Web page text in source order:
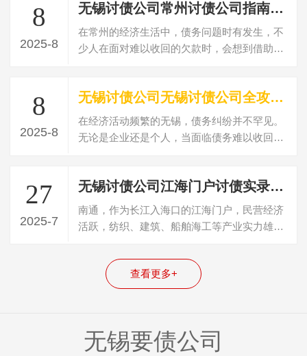
8
2025-8
无锡讨债公司常州讨债公司指南：选对公司、知晓案例与收费，破解债务困局
在常州的经济生活中，债务问题时有发生，不
少人在面对难以收回的欠款时，会想到借助讨
8
2025-8
无锡讨债公司无锡讨债公司全攻略：公司选择、新闻洞察与收费解析
在经济活动频繁的无锡，债务纠纷并不罕见。
无论是企业还是个人，当面临债务难以收回的
27
2025-7
无锡讨债公司江海门户讨债实录：南通讨债公司专业团队深耕产业，务实清欠显实效
南通，作为长江入海口的江海门户，民营经济
活跃，纺织、建筑、船舶海工等产业实力雄
查看更多+
无锡要债公司